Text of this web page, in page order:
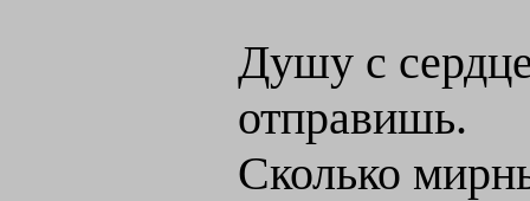
Душу с
отправишь.
Сколько